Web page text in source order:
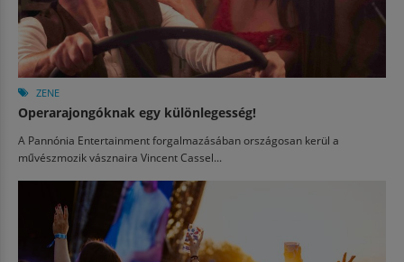
ZENE
Operarajongóknak egy különlegesség!
A Pannónia Entertainment forgalmazásában országosan kerül a
művészmozik vásznaira Vincent Cassel...